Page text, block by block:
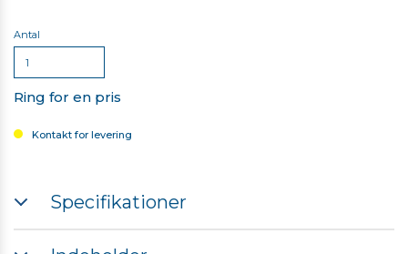
Antal
Ring for en pris
Kontakt for levering
Specifikationer